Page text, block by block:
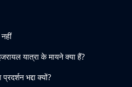
यात्रा के मायने क्या हैं?
भद्दा क्यों?